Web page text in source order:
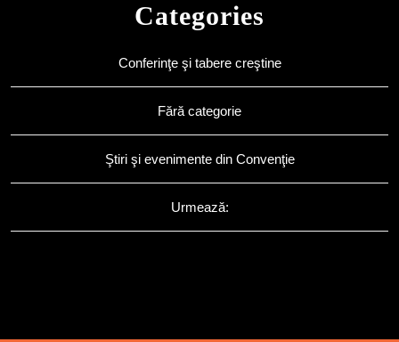
Categories
Conferinţe şi tabere creştine
Fără categorie
Ştiri şi evenimente din Convenţie
Urmează: